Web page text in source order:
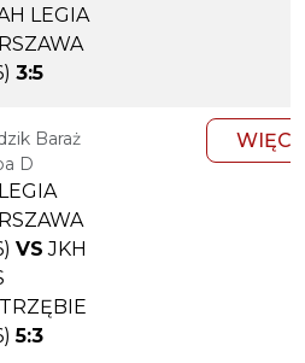
LEGIA
3:5
Baraż
D
VS JKH
5:3